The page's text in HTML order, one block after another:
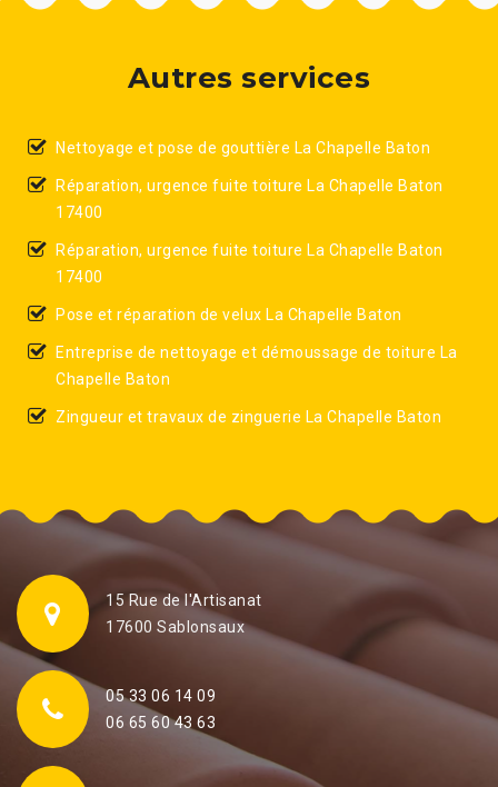
Autres services
Nettoyage et pose de gouttière La Chapelle Baton
Réparation, urgence fuite toiture La Chapelle Baton
17400
Réparation, urgence fuite toiture La Chapelle Baton
17400
Pose et réparation de velux La Chapelle Baton
Entreprise de nettoyage et démoussage de toiture La
Chapelle Baton
Zingueur et travaux de zinguerie La Chapelle Baton
15 Rue de l'Artisanat
17600 Sablonsaux
05 33 06 14 09
06 65 60 43 63